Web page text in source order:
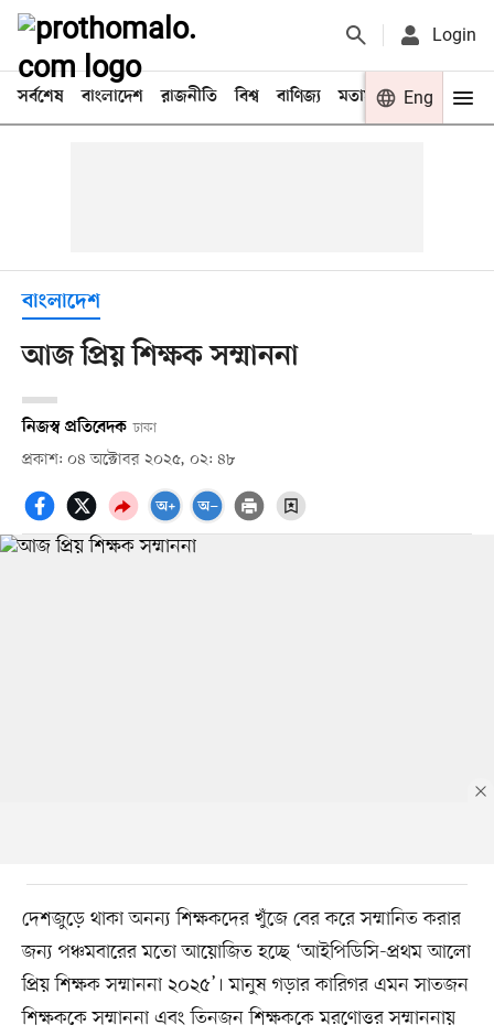
Login
সর্বশেষ বাংলাদেশ রাজনীতি বিশ্ব বাণিজ্য মতামত খেলা
Eng
বাংলাদেশ
আজ প্রিয় শিক্ষক সম্মাননা
নিজস্ব প্রতিবেদক ঢাকা
প্রকাশ: ০৪ অক্টোবর ২০২৫, ০২: ৪৮
দেশজুড়ে থাকা অনন্য শিক্ষকদের খুঁজে বের করে সম্মানিত করার
জন্য পঞ্চমবারের মতো আয়োজিত হচ্ছে ‘আইপিডিসি-প্রথম আলো
প্রিয় শিক্ষক সম্মাননা ২০২৫’। মানুষ গড়ার কারিগর এমন সাতজন
শিক্ষককে সম্মাননা এবং তিনজন শিক্ষককে মরণোত্তর সম্মাননায়